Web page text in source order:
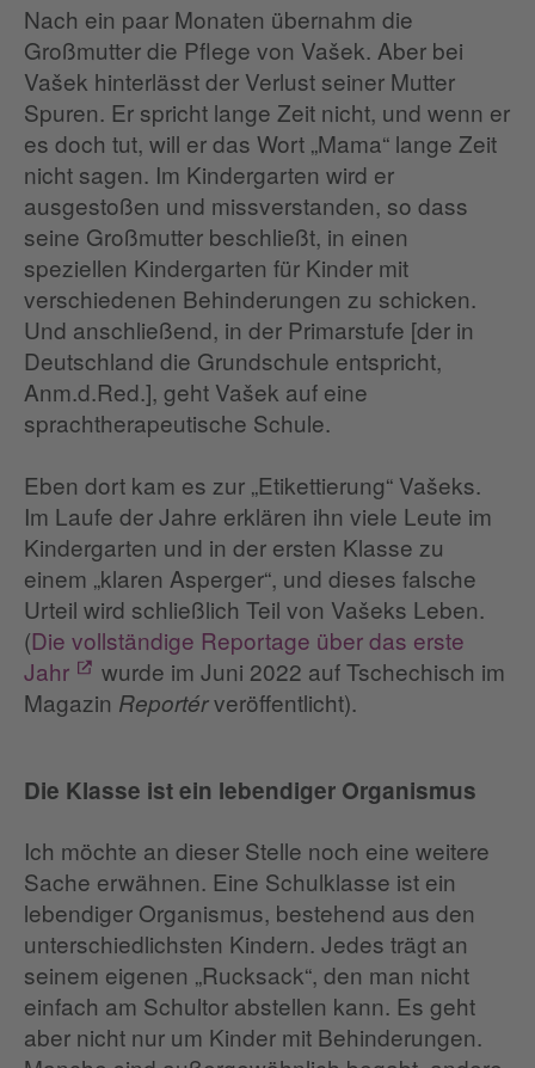
Nach ein paar Monaten übernahm die
Großmutter die Pflege von Vašek. Aber bei
Vašek hinterlässt der Verlust seiner Mutter
Spuren. Er spricht lange Zeit nicht, und wenn er
es doch tut, will er das Wort „Mama“ lange Zeit
nicht sagen. Im Kindergarten wird er
ausgestoßen und missverstanden, so dass
seine Großmutter beschließt, in einen
speziellen Kindergarten für Kinder mit
verschiedenen Behinderungen zu schicken.
Und anschließend, in der Primarstufe [der in
Deutschland die Grundschule entspricht,
Anm.d.Red.], geht Vašek auf eine
sprachtherapeutische Schule.
Eben dort kam es zur „Etikettierung“ Vašeks.
Im Laufe der Jahre erklären ihn viele Leute im
Kindergarten und in der ersten Klasse zu
einem „klaren Asperger“, und dieses falsche
Urteil wird schließlich Teil von Vašeks Leben.
(Die vollständige Reportage über das erste
Jahr
wurde im Juni 2022 auf Tschechisch im
Magazin Reportérveröffentlicht).
Die Klasse ist ein lebendiger Organismus
Ich möchte an dieser Stelle noch eine weitere
Sache erwähnen. Eine Schulklasse ist ein
lebendiger Organismus, bestehend aus den
unterschiedlichsten Kindern. Jedes trägt an
seinem eigenen „Rucksack“, den man nicht
einfach am Schultor abstellen kann. Es geht
aber nicht nur um Kinder mit Behinderungen.